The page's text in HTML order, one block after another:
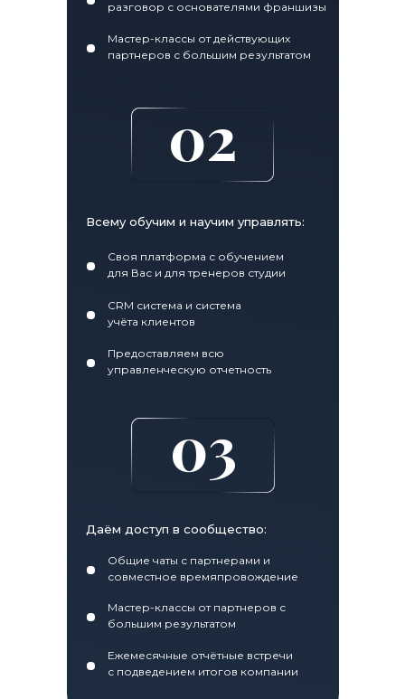
Всему обучим и научим управлять:
02
Своя платформа с обучением
для Вас и для тренеров студии
CRM система и система
учёта клиентов
Предоставляем всю
управленческую отчетность
Даём доступ в сообщество:
03
Общие чаты с партнерами и
совместное времяпровождение
Мастер-классы от партнеров с
большим результатом
Ежемесячные отчётные встречи
с подведением итогов компании
разговор с основателями франшизы
Мастер-классы от действующих
партнеров с большим результатом